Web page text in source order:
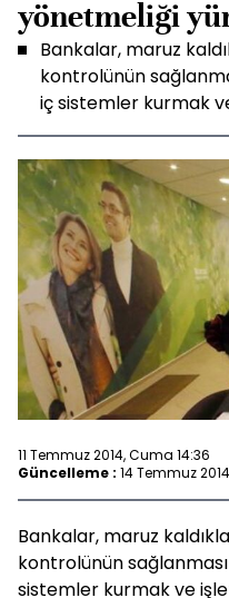
yönetmeliği
Bankalar, maruz
kontrolünün
iç sistemler kurmak
11 Temmuz 2014, Cuma 14:36
Güncelleme : 14 Temmuz
Bankalar, maruz
kontrolünün
sistemler kurmak ve